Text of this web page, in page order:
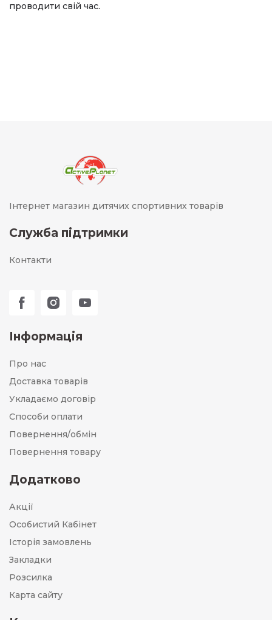
проводити свій час.
Інтернет магазин дитячих спортивних товарів
Служба підтримки
Контакти
Інформація
Про нас
Доставка товарів
Укладаємо договір
Способи оплати
Повернення/обмін
Повернення товару
Додатково
Акції
Особистий Кабінет
Історія замовлень
Закладки
Розсилка
Карта сайту